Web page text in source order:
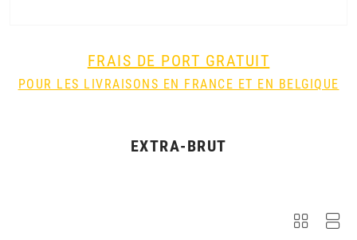
FRAIS DE PORT GRATUIT
POUR LES LIVRAISONS EN FRANCE ET EN BELGIQUE
EXTRA-BRUT